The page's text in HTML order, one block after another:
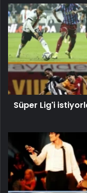
Süper Lig'i